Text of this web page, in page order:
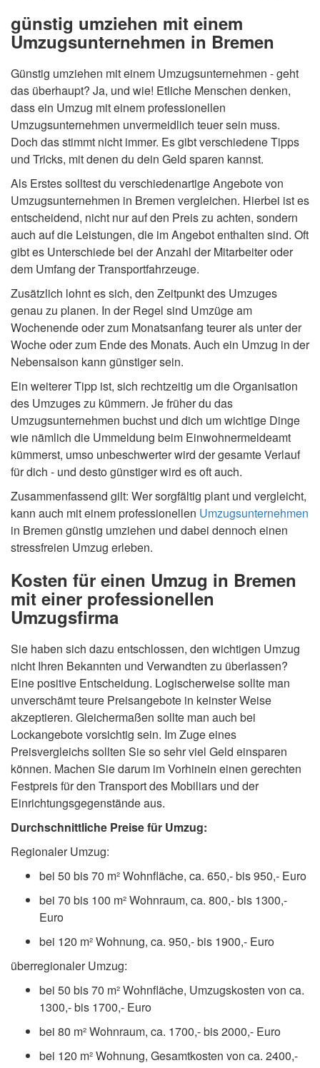
günstig umziehen mit einem
Umzugsunternehmen in Bremen
Günstig umziehen mit einem Umzugsunternehmen - geht
das überhaupt? Ja, und wie! Etliche Menschen denken,
dass ein Umzug mit einem professionellen
Umzugsunternehmen unvermeidlich teuer sein muss.
Doch das stimmt nicht immer. Es gibt verschiedene Tipps
und Tricks, mit denen du dein Geld sparen kannst.
Als Erstes solltest du verschiedenartige Angebote von
Umzugsunternehmen in Bremen vergleichen. Hierbei ist es
entscheidend, nicht nur auf den Preis zu achten, sondern
auch auf die Leistungen, die im Angebot enthalten sind. Oft
gibt es Unterschiede bei der Anzahl der Mitarbeiter oder
dem Umfang der Transportfahrzeuge.
Zusätzlich lohnt es sich, den Zeitpunkt des Umzuges
genau zu planen. In der Regel sind Umzüge am
Wochenende oder zum Monatsanfang teurer als unter der
Woche oder zum Ende des Monats. Auch ein Umzug in der
Nebensaison kann günstiger sein.
Ein weiterer Tipp ist, sich rechtzeitig um die Organisation
des Umzuges zu kümmern. Je früher du das
Umzugsunternehmen buchst und dich um wichtige Dinge
wie nämlich die Ummeldung beim Einwohnermeldeamt
kümmerst, umso unbeschwerter wird der gesamte Verlauf
für dich - und desto günstiger wird es oft auch.
Zusammenfassend gilt: Wer sorgfältig plant und vergleicht,
kann auch mit einem professionellen Umzugsunternehmen
in Bremen günstig umziehen und dabei dennoch einen
stressfreien Umzug erleben.
Kosten für einen Umzug in Bremen
mit einer professionellen
Umzugsfirma
Sie haben sich dazu entschlossen, den wichtigen Umzug
nicht Ihren Bekannten und Verwandten zu überlassen?
Eine positive Entscheidung. Logischerweise sollte man
unverschämt teure Preisangebote in keinster Weise
akzeptieren. Gleichermaßen sollte man auch bei
Lockangebote vorsichtig sein. Im Zuge eines
Preisvergleichs sollten Sie so sehr viel Geld einsparen
können. Machen Sie darum im Vorhinein einen gerechten
Festpreis für den Transport des Mobiliars und der
Einrichtungsgegenstände aus.
Durchschnittliche Preise für Umzug:
Regionaler Umzug:
bei 50 bis 70 m² Wohnfläche, ca. 650,- bis 950,- Euro
bei 70 bis 100 m² Wohnraum, ca. 800,- bis 1300,-
Euro
bei 120 m² Wohnung, ca. 950,- bis 1900,- Euro
überregionaler Umzug:
bei 50 bis 70 m² Wohnfläche, Umzugskosten von ca.
1300,- bis 1700,- Euro
bei 80 m² Wohnraum, ca. 1700,- bis 2000,- Euro
bei 120 m² Wohnung, Gesamtkosten von ca. 2400,-